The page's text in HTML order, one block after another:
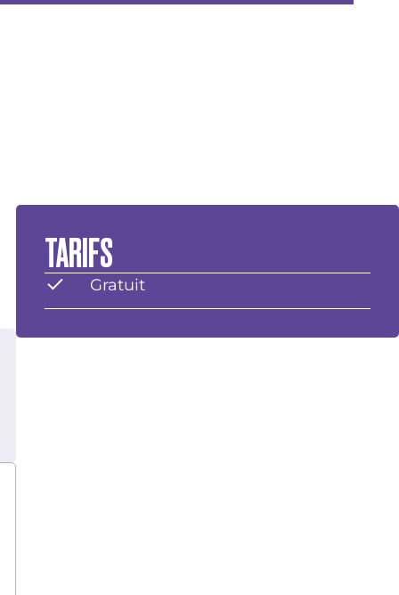
TARIFS
Gratuit